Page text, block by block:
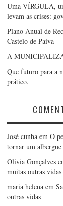
Uma VÍRGULA,
levam as crises:
Plano Anual de
Castelo de Paiva
A
Que futuro para a
prático.
José cunha em O
tornar um albergue
Olívia Gonçalves
muitas outras vidas
maria helena em
outras vidas